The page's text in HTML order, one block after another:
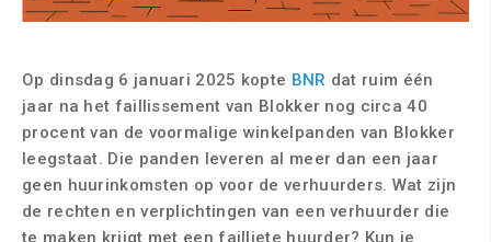
Op dinsdag 6 januari 2025 kopte BNR dat ruim één
jaar na het faillissement van Blokker nog circa 40
procent van de voormalige winkelpanden van Blokker
leegstaat. Die panden leveren al meer dan een jaar
geen huurinkomsten op voor de verhuurders. Wat zijn
de rechten en verplichtingen van een verhuurder die
te maken krijgt met een failliete huurder? Kun je